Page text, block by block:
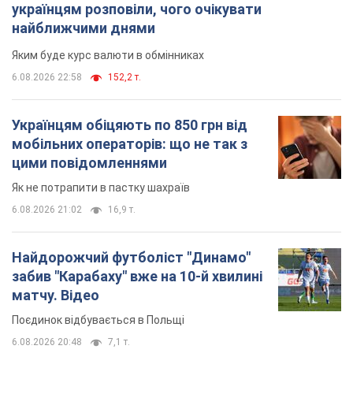
українцям розповіли, чого очікувати
найближчими днями
Яким буде курс валюти в обмінниках
6.08.2026 22:58 152,2 т.
Українцям обіцяють по 850 грн від
мобільних операторів: що не так з
цими повідомленнями
Як не потрапити в пастку шахраїв
6.08.2026 21:02 16,9 т.
Найдорожчий футболіст "Динамо"
забив "Карабаху" вже на 10-й хвилині
матчу. Відео
Поєдинок відбувається в Польщі
6.08.2026 20:48 7,1 т.